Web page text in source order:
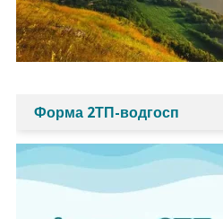
Форма 2ТП-водгосп